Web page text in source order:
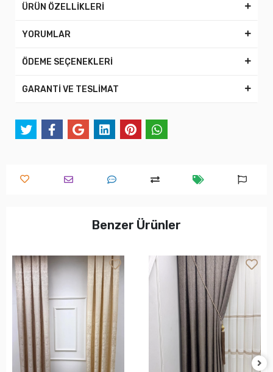
ÜRÜN ÖZELLİKLERİ
YORUMLAR
ÖDEME SEÇENEKLERİ
GARANTİ VE TESLİMAT
Benzer Ürünler